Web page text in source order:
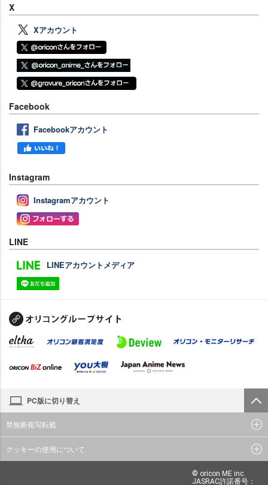
X
Xアカウント
Facebook
Facebookアカウント
Instagram
Instagramアカウント
LINE
LINEアカウントメディア
PC版に切り替え
禁無断複写転載
クッキーの使用について
© oricon ME inc.
JASRAC許諾番号：